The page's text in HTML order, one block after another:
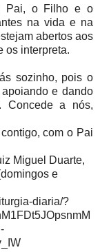
Pai, o Filho e o
na vida e na
abertos aos
os interpreta.
sozinho, pois o
e dando
Concede a nós,
com o Pai
Miguel Duarte,
e
diaria/?